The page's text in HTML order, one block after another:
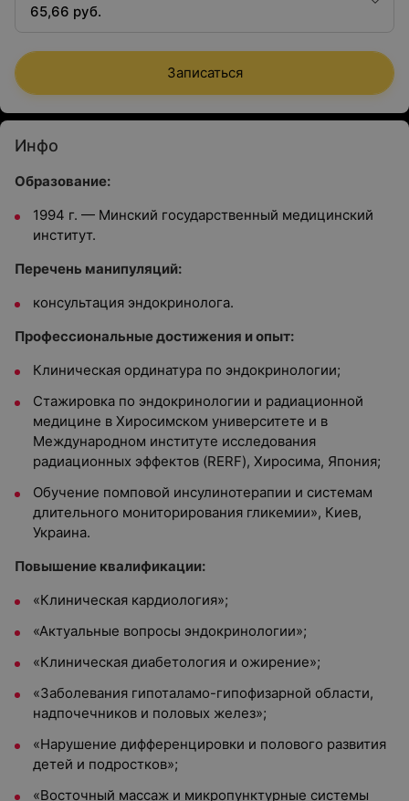
медицинских наук
65,66 руб.
Записаться
Инфо
Образование:
1994 г. — Минский государственный медицинский
институт.
Перечень манипуляций:
консультация эндокринолога.
Профессиональные достижения и опыт:
Клиническая ординатура по эндокринологии;
Стажировка по эндокринологии и радиационной
медицине в Хиросимском университете и в
Международном институте исследования
радиационных эффектов (RERF), Хиросима, Япония;
Обучение помповой инсулинотерапии и системам
длительного мониторирования гликемии», Киев,
Украина.
Повышение квалификации:
«Клиническая кардиология»;
«Актуальные вопросы эндокринологии»;
«Клиническая диабетология и ожирение»;
«Заболевания гипоталамо-гипофизарной области,
надпочечников и половых желез»;
«Нарушение дифференцировки и полового развития
детей и подростков»;
«Восточный массаж и микропунктурные системы